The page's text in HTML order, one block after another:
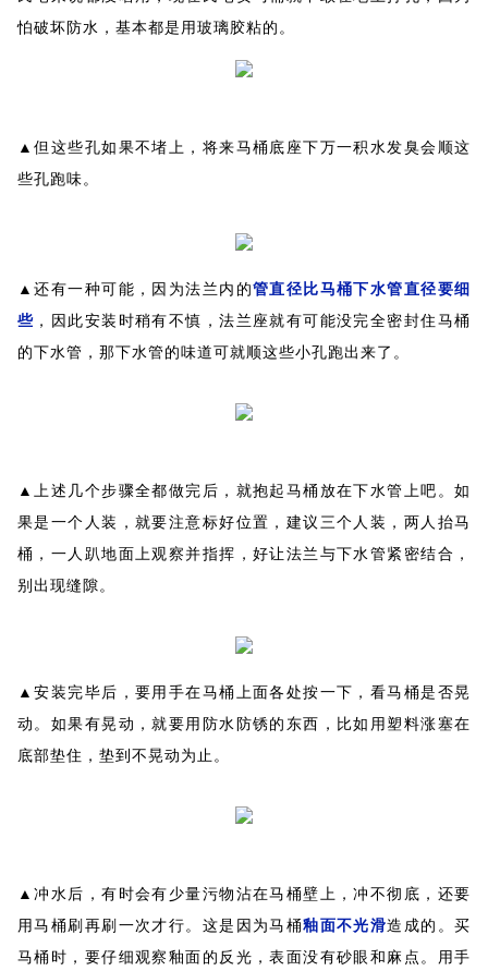
怕破坏防水，基本都是用玻璃胶粘的。
▲但这些孔如果不堵上，将来马桶底座下万一积水发臭会顺这
些孔跑味。
▲还有一种可能，因为法兰内的管直径比马桶下水管直径要细
些 ，因此安装时稍有不慎，法兰座就有可能没完全密封住马桶
的下水管，那下水管的味道可就顺这些小孔跑出来了。
▲上述几个步骤全都做完后，就抱起马桶放在下水管上吧。如
果是一个人装，就要注意标好位置，建议三个人装，两人抬马
桶，一人趴地面上观察并指挥，好让法兰与下水管紧密结合，
别出现缝隙。
▲安装完毕后，要用手在马桶上面各处按一下，看马桶是否晃
动。如果有晃动，就要用防水防锈的东西，比如用塑料涨塞在
底部垫住，垫到不晃动为止。
▲冲水后，有时会有少量污物沾在马桶壁上，冲不彻底，还要
用马桶刷再刷一次才行。这是因为马桶釉面不光滑造成的。买
马桶时，要仔细观察釉面的反光，表面没有砂眼和麻点。用手